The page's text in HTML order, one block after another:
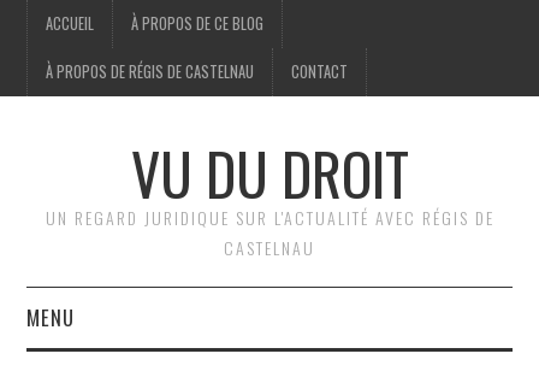
ACCUEIL À PROPOS DE CE BLOG
À PROPOS DE RÉGIS DE CASTELNAU CONTACT
VU DU DROIT
UN REGARD JURIDIQUE SUR L'ACTUALITÉ AVEC RÉGIS DE
CASTELNAU
MENU